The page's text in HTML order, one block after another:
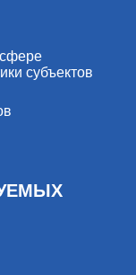
субъектов